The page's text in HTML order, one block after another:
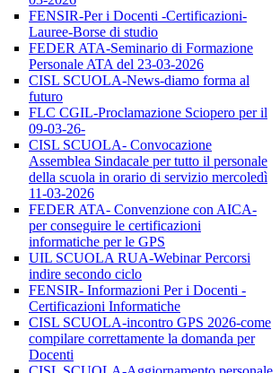
FENSIR-Per i Docenti -Certificazioni-
Lauree-Borse di studio
FEDER ATA-Seminario di Formazione
Personale ATA del 23-03-2026
CISL SCUOLA-News-diamo forma al
futuro
FLC CGIL-Proclamazione Sciopero per il
09-03-26-
CISL SCUOLA- Convocazione
Assemblea Sindacale per tutto il personale
della scuola in orario di servizio mercoledì
11-03-2026
FEDER ATA- Convenzione con AICA-
per conseguire le certificazioni
informatiche per le GPS
UIL SCUOLA RUA-Webinar Percorsi
indire secondo ciclo
FENSIR- Informazioni Per i Docenti -
Certificazioni Informatiche
CISL SCUOLA-incontro GPS 2026-come
compilare correttamente la domanda per
Docenti